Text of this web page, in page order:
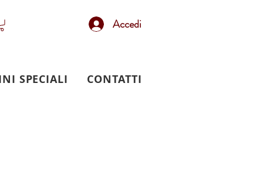
Accedi
SPECIALI CONTATTI